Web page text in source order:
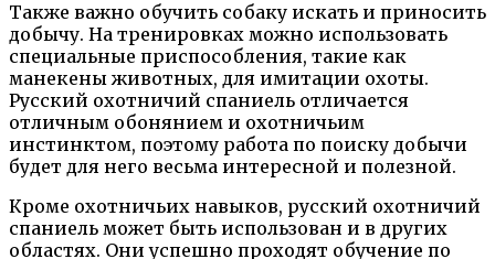
Также важно обучить собаку искать и приносить
добычу. На тренировках можно использовать
специальные приспособления, такие как
манекены животных, для имитации охоты.
Русский охотничий спаниель отличается
отличным обонянием и охотничьим
инстинктом, поэтому работа по поиску добычи
будет для него весьма интересной и полезной.
Кроме охотничьих навыков, русский охотничий
спаниель может быть использован и в других
областях. Они успешно проходят обучение по